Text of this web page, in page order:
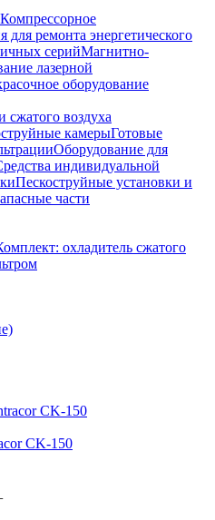
Компрессорное
для ремонта энергетического
серийМагнитно-
лазерной
оборудование
сжатого воздуха
камерыГотовые
Оборудование для
индивидуальной
Пескоструйные установки и
части
охладитель сжатого
CK-150